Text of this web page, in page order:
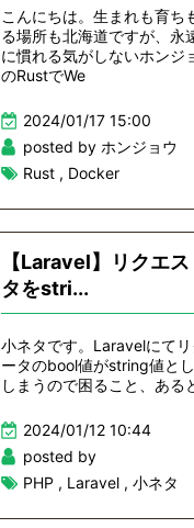
こんにちは。生まれも育ち
る場所も北海道ですが、永
に慣れる気がしないホンジ
のRustでWe
2024/01/17 15:00
posted by ホンジョウ
Rust, Docker
【Laravel】リクエ
タをstri...
小ネタです。Laravelにて
ータのbool値がstring値と
しまうので困ること、ある
2024/01/12 10:44
posted by
PHP , Laravel, 小ネタ